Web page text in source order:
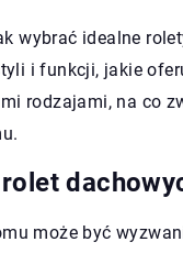
wybrać idealne
i funkcji, jakie
rodzajami, na co
może być